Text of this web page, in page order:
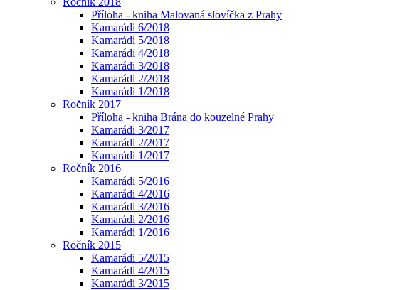
Příloha - kniha Malovaná slovíčka z Prahy
Kamarádi 6/2018
Kamarádi 5/2018
Kamarádi 4/2018
Kamarádi 3/2018
Kamarádi 2/2018
Kamarádi 1/2018
Ročník 2017
Příloha - kniha Brána do kouzelné Prahy
Kamarádi 3/2017
Kamarádi 2/2017
Kamarádi 1/2017
Ročník 2016
Kamarádi 5/2016
Kamarádi 4/2016
Kamarádi 3/2016
Kamarádi 2/2016
Kamarádi 1/2016
Ročník 2015
Kamarádi 5/2015
Kamarádi 4/2015
Kamarádi 3/2015